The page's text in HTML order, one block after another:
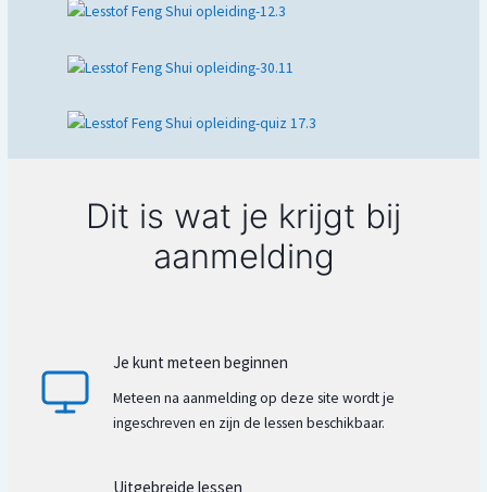
Het persoonlijk magisch kua getal
Bagua
Maken plattegronden
Lo-shu raster
Activeren met materialen
Inrichting van je huis
Huisvormen
Feng Shui richtlijnen per ruimte
Dit is wat je krijgt bij
aanmelding
Je kunt meteen beginnen
Meteen na aanmelding op deze site wordt je
ingeschreven en zijn de lessen beschikbaar.
Uitgebreide lessen